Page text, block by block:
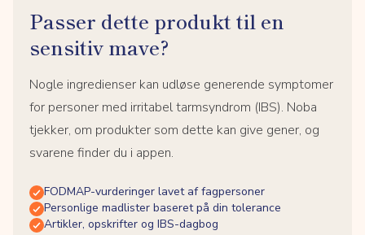
Passer dette produkt til en
sensitiv mave?
Nogle ingredienser kan udløse generende symptomer
for personer med irritabel tarmsyndrom (IBS). Noba
tjekker, om produkter som dette kan give gener, og
svarene finder du i appen.
FODMAP-vurderinger lavet af fagpersoner
Personlige madlister baseret på din tolerance
Artikler, opskrifter og IBS-dagbog